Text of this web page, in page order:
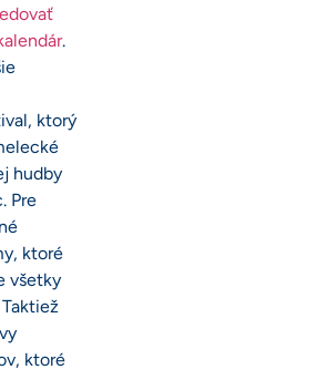
.
ktorý
hudby
Pre
ktoré
všetky
ktoré